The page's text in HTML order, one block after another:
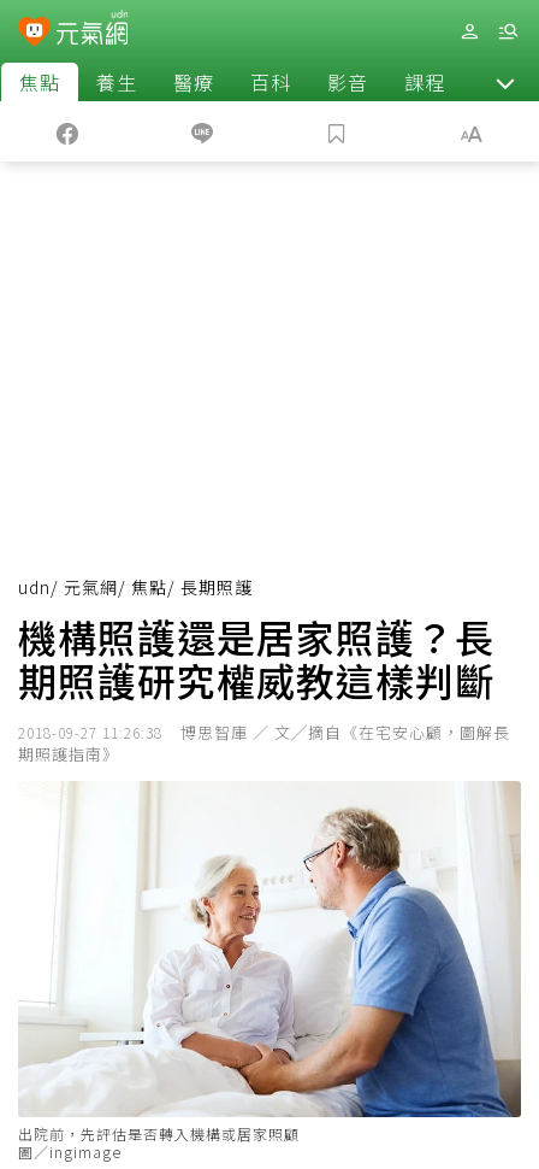
焦點 養生 醫療 百科 影音 課程 退休
udn/ 元氣網/ 焦點/ 長期照護
機構照護還是居家照護？長
期照護研究權威教這樣判斷
2018-09-27 11:26:38
博思智庫 ／ 文╱摘自《在宅安心顧，圖解長
期照護指南》
出院前，先評估是否轉入機構或居家照顧
圖／ingimage